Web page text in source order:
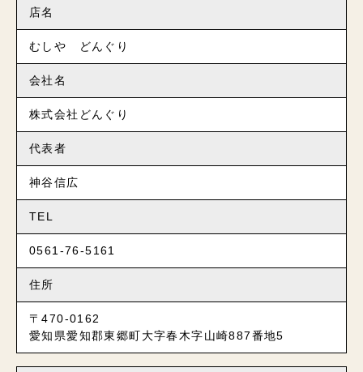
店名
むしや どんぐり
会社名
株式会社どんぐり
代表者
神谷信広
TEL
0561-76-5161
住所
〒470-0162
愛知県愛知郡東郷町大字春木字山崎887番地5